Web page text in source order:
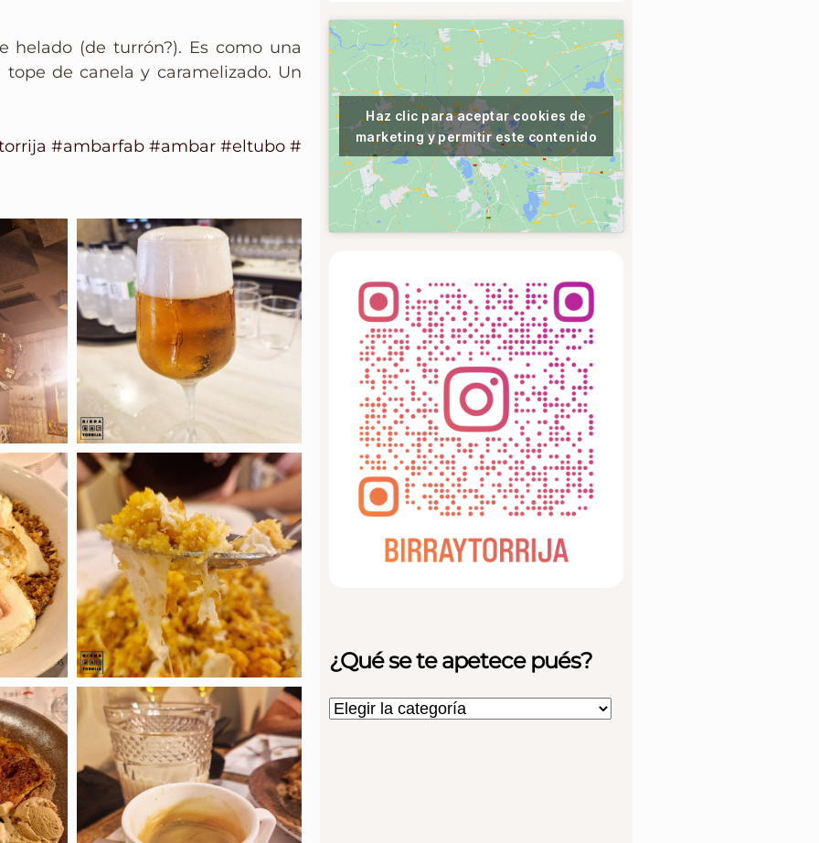
(de turrón?). Es como una
de canela y caramelizado. Un
#ambarfab #ambar #eltubo #
Haz clic para aceptar cookies de
marketing y permitir este contenido
¿Qué se te apetece pués?